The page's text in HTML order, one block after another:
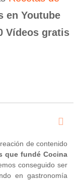
en Youtube
Vídeos gratis
de contenido
que fundé Cocina
conseguido ser
en gastronomía